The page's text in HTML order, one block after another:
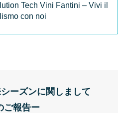
Tech Vini Fantini – Vivi il
con noi
ーズンに関しまして
ご報告ー